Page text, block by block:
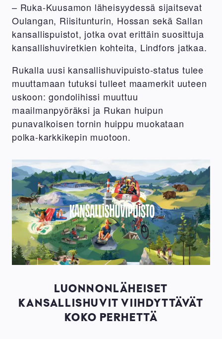
– Ruka-Kuusamon läheisyydessä sijaitsevat
Oulangan, Riisitunturin, Hossan sekä Sallan
kansallispuistot, jotka ovat erittäin suosittuja
kansallishuviretkien kohteita, Lindfors jatkaa.
Rukalla uusi kansallishuvipuisto-status tulee
muuttamaan tutuksi tulleet maamerkit uuteen
uskoon: gondolihissi muuttuu
maailmanpyöräksi ja Rukan huipun
punavalkoisen tornin huippu muokataan
polka-karkkikepin muotoon.
LUONNONLÄHEISET
KANSALLISHUVIT VIIHDYTTÄVÄT
KOKO PERHETTÄ